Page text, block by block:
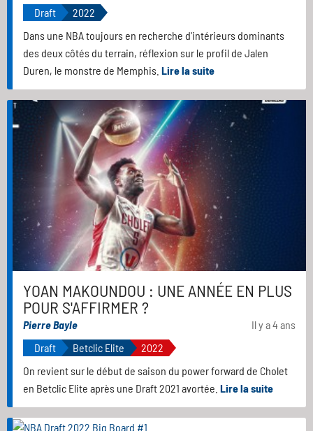
Draft
2022
Dans une NBA toujours en recherche d'intérieurs dominants
des deux côtés du terrain, réflexion sur le profil de Jalen
Duren, le monstre de Memphis. Lire la suite
YOAN MAKOUNDOU : UNE ANNÉE EN PLUS
POUR S'AFFIRMER ?
Pierre Bayle
Il y a 4 ans
Draft
Betclic Elite
2022
On revient sur le début de saison du power forward de Cholet
en Betclic Elite après une Draft 2021 avortée. Lire la suite